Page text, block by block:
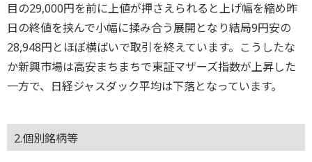
目の29,000円を前に上値が押さえられると上げ幅を縮め昨
日の終値を挟んで小幅に揉み合う展開となり結局9円安の
28,948円とほぼ横ばいで取引を終えています。こうしたな
か新興市場は高安まちまちで東証マザーズ指数が上昇した
一方で、日経ジャスダック平均は下落となっています。
2.個別銘柄等